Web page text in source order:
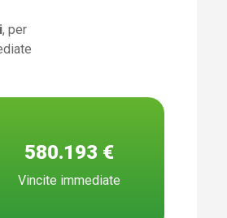
, per
580.193 €
Vincite immediate